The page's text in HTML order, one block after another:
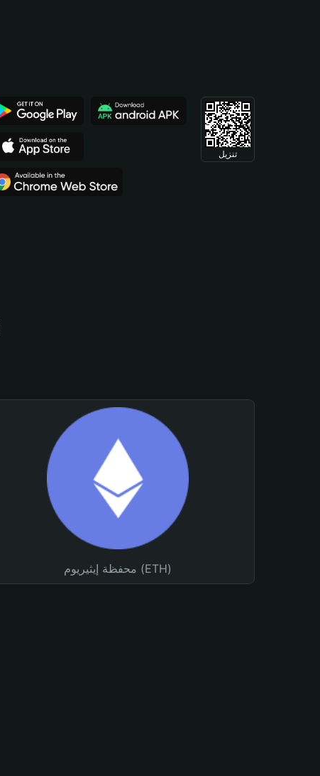
تنزيل
محفظة إيثيريوم (ETH)